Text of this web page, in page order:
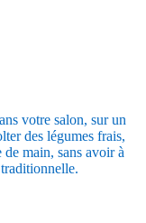
votre salon, sur un
des légumes frais,
main, sans avoir à